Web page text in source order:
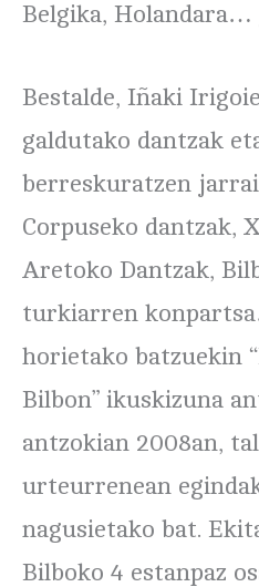
Belgika, Holandara…
Bestalde, Iñaki
galdutako dantzak
berreskuratzen
Corpuseko dantzak,
Aretoko Dantzak,
turkiarren
horietako batzuekin
Bilbon” ikuskizuna
antzokian 2008an,
urteurrenean
nagusietako bat.
Bilboko 4 estanpaz